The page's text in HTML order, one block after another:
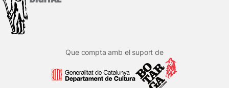
Que compta amb el suport de